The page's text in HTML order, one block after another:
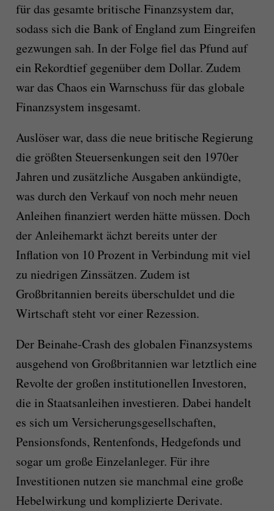
für das gesamte britische Finanzsystem dar,
sodass sich die Bank of England zum Eingreifen
gezwungen sah. In der Folge fiel das Pfund auf
ein Rekordtief gegenüber dem Dollar. Zudem
war das Chaos ein Warnschuss für das globale
Finanzsystem insgesamt.
Auslöser war, dass die neue britische Regierung
die größten Steuersenkungen seit den 1970er
Jahren und zusätzliche Ausgaben ankündigte,
was durch den Verkauf von noch mehr neuen
Anleihen finanziert werden hätte müssen. Doch
der Anleihemarkt ächzt bereits unter der
Inflation von 10 Prozent in Verbindung mit viel
zu niedrigen Zinssätzen. Zudem ist
Großbritannien bereits überschuldet und die
Wirtschaft steht vor einer Rezession.
Der Beinahe-Crash des globalen Finanzsystems
ausgehend von Großbritannien war letztlich eine
Revolte der großen institutionellen Investoren,
die in Staatsanleihen investieren. Dabei handelt
es sich um Versicherungsgesellschaften,
Pensionsfonds, Rentenfonds, Hedgefonds und
sogar um große Einzelanleger. Für ihre
Investitionen nutzen sie manchmal eine große
Hebelwirkung und komplizierte Derivate.